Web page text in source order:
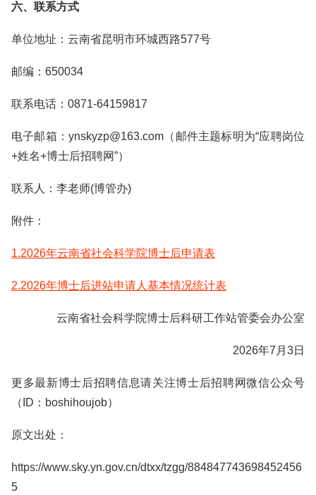
六、联系方式
单位地址：云南省昆明市环城西路577号
邮编：650034
联系电话：0871-64159817
电子邮箱：ynskyzp@163.com（邮件主题标明为“应聘岗位
+姓名+博士后招聘网”）
联系人：李老师(博管办)
附件：
1.2026年云南省社会科学院博士后申请表
2.2026年博士后进站申请人基本情况统计表
云南省社会科学院博士后科研工作站管委会办公室
2026年7月3日
更多最新博士后招聘信息请关注博士后招聘网微信公众号
（ID：boshihoujob）
原文出处：
https://www.sky.yn.gov.cn/dtxx/tzgg/884847743698452456
5